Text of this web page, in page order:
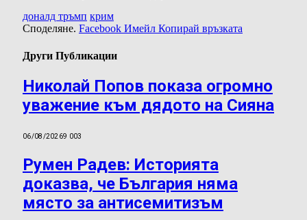
доналд тръмп крим
Споделяне. Facebook Имейл Копирай връзката
Други Публикации
Николай Попов показа огромно
уважение към дядото на Сияна
06/08/20269 003
Румен Радев: Историята
доказва, че България няма
място за антисемитизъм